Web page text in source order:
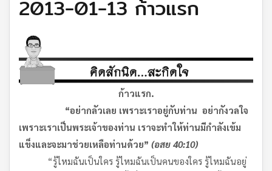
2013-01-13 ก้าวแรก
ก้าวแรก.
“อย่ากลัวเลย เพราะเราอยู่กับท่าน อย่ากังวลใจ
เพราะเราเป็นพระเจ้าของท่าน เราจะทำให้ท่านมีกำลังเข้ม
แข็งและจะมาช่วยเหลือท่านด้วย” (อสย 40:10)
“รู้ไหมฉันเป็นใคร รู้ไหมฉันเป็นคนของใคร รู้ไหมฉันอยู่